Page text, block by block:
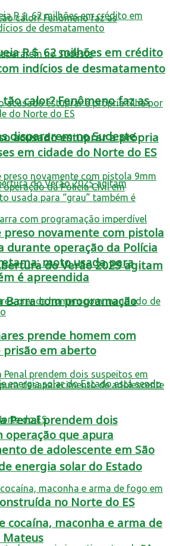
calor? Fenômeno faz as
dispararem no Sudeste
do Verão 2025 agitam
Barra com programação
energia solar do Estado
no Norte do ES
R＄ 62 milhões em crédito
indícios de desmatamento
acusado estuprar a própria
em cidade do Norte do ES
preso novamente com pistola
durante operação da Polícia
moto usada para
é apreendida
prende homem com
prisão em aberto
Penal prendem dois
operação que apura
de adolescente em São
cocaína, maconha e arma de
Mateus